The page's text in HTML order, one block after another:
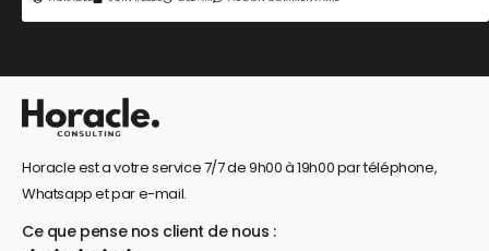
Horacle est a votre service 7/7 de 9h00 à 19h00 par téléphone,
Whatsapp et par e-mail.
Ce que pense nos client de nous :